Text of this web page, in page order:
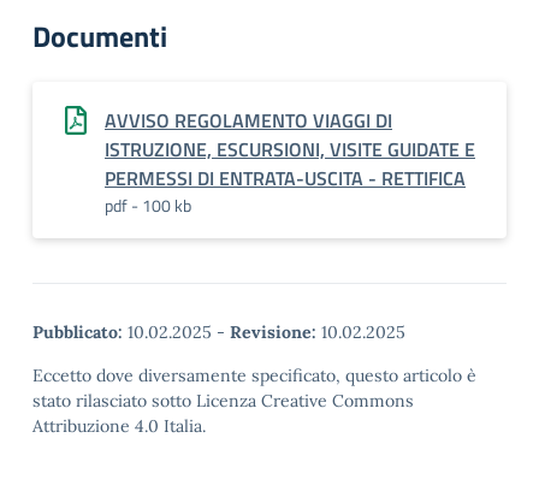
Documenti
AVVISO REGOLAMENTO VIAGGI DI
ISTRUZIONE, ESCURSIONI, VISITE GUIDATE E
PERMESSI DI ENTRATA-USCITA - RETTIFICA
pdf - 100 kb
Pubblicato: 10.02.2025 - Revisione: 10.02.2025
Eccetto dove diversamente specificato, questo articolo è
stato rilasciato sotto Licenza Creative Commons
Attribuzione 4.0 Italia.